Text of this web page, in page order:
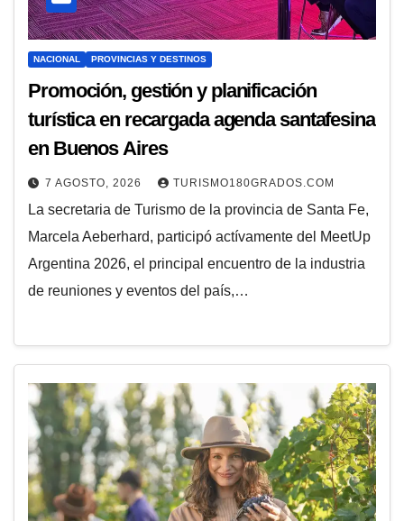
NACIONAL PROVINCIAS Y DESTINOS
Promoción, gestión y planificación
turística en recargada agenda santafesina
en Buenos Aires
7 AGOSTO, 2026 TURISMO180GRADOS.COM
La secretaria de Turismo de la provincia de Santa Fe,
Marcela Aeberhard, participó actívamente del MeetUp
Argentina 2026, el principal encuentro de la industria
de reuniones y eventos del país,…